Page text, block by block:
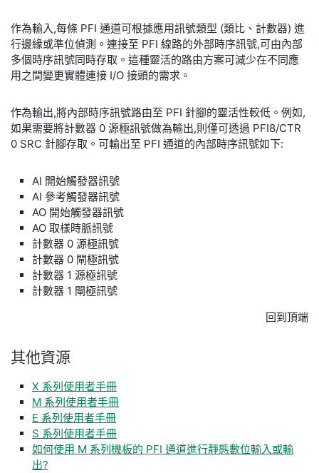
作為輸入,每條 PFI 通道可根據應用訊號類型 (類比、計數器) 進
行邊緣或準位偵測。連接至 PFI 線路的外部時序訊號,可由內部
多個時序訊號同時存取。這種靈活的路由方案可減少在不同應
用之間變更實體連接 I/O 接頭的需求。
作為輸出,將內部時序訊號路由至 PFI 針腳的靈活性較低。例如,
如果需要將計數器 0 源極訊號做為輸出,則僅可透過 PFI8/CTR
0 SRC 針腳存取。可輸出至 PFI 通道的內部時序訊號如下:
AI 開始觸發器訊號
AI 參考觸發器訊號
AO 開始觸發器訊號
AO 取樣時脈訊號
計數器 0 源極訊號
計數器 0 閘極訊號
計數器 1 源極訊號
計數器 1 閘極訊號
回到頂端
其他資源
X 系列使用者手冊
M 系列使用者手冊
E 系列使用者手冊
S 系列使用者手冊
如何使用 M 系列機板的 PFI 通道進行靜態數位輸入或輸
出?